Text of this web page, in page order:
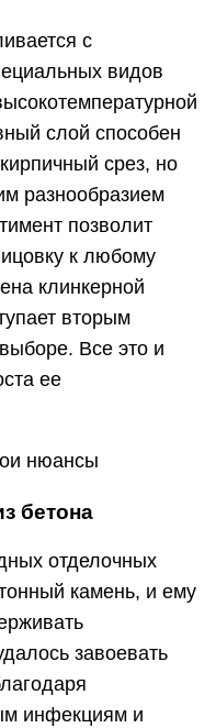
с
видов
слой способен
срез, но
разнообразием
позволит
к любому
клинкерной
вторым
Все это и
ее
нюансы
бетона
отделочных
камень, и ему
завоевать
инфекциям и